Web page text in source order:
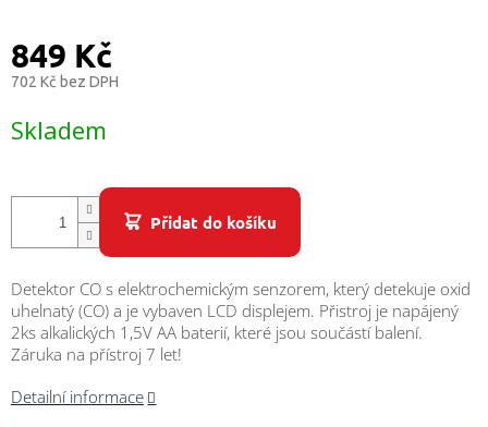
Přihlášení
849 Kč
702 Kč bez DPH
cena:
Skladem
Přidat do košíku
Detektor CO s elektrochemickým senzorem, který detekuje oxid
uhelnatý (CO) a je vybaven LCD displejem. Přistroj je napájený
2ks alkalických 1,5V AA baterií, které jsou součástí balení.
Záruka na přístroj 7 let!
Detailní informace